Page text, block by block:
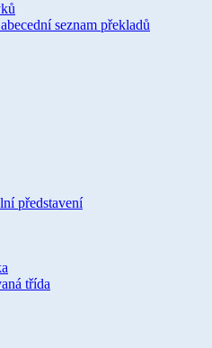
seznam překladů
představení
třída